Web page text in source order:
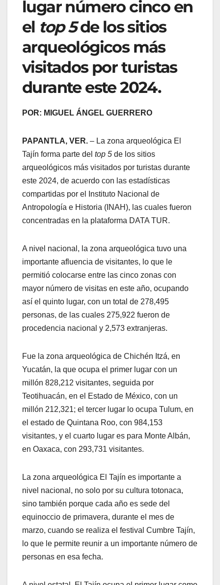
lugar número cinco en
el top 5de los sitios
arqueológicos más
visitados por turistas
durante este 2024.
POR: MIGUEL ÁNGEL GUERRERO
PAPANTLA, VER. – La zona arqueológica El
Tajín forma parte del top 5 de los sitios
arqueológicos más visitados por turistas durante
este 2024, de acuerdo con las estadísticas
compartidas por el Instituto Nacional de
Antropología e Historia (INAH), las cuales fueron
concentradas en la plataforma DATA TUR.
A nivel nacional, la zona arqueológica tuvo una
importante afluencia de visitantes, lo que le
permitió colocarse entre las cinco zonas con
mayor número de visitas en este año, ocupando
así el quinto lugar, con un total de 278,495
personas, de las cuales 275,922 fueron de
procedencia nacional y 2,573 extranjeras.
Fue la zona arqueológica de Chichén Itzá, en
Yucatán, la que ocupa el primer lugar con un
millón 828,212 visitantes, seguida por
Teotihuacán, en el Estado de México, con un
millón 212,321; el tercer lugar lo ocupa Tulum, en
el estado de Quintana Roo, con 984,153
visitantes, y el cuarto lugar es para Monte Albán,
en Oaxaca, con 293,731 visitantes.
La zona arqueológica El Tajín es importante a
nivel nacional, no solo por su cultura totonaca,
sino también porque cada año es sede del
equinoccio de primavera, durante el mes de
marzo, cuando se realiza el festival Cumbre Tajín,
lo que le permite reunir a un importante número de
personas en esa fecha.